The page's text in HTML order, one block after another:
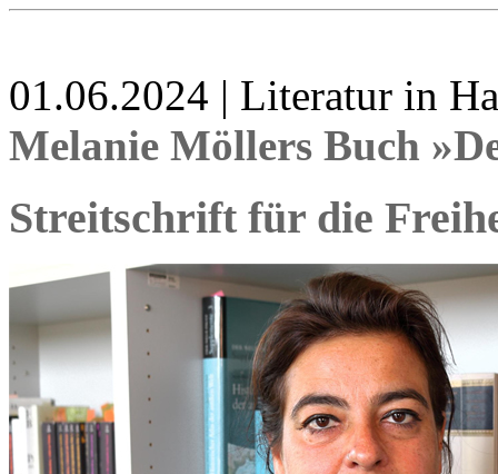
01.06.2024 | Literatur in
Melanie Möllers Buch
Streitschrift für die